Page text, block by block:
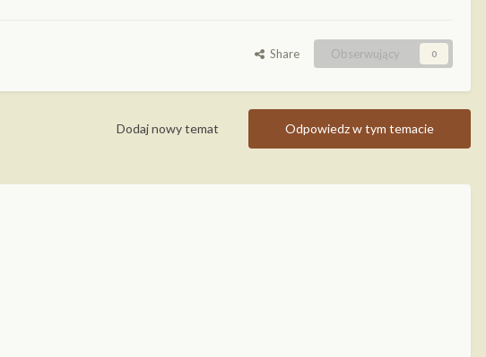
Share Obserwujący 0
Odpowiedz w tym temacie
Dodaj nowy temat